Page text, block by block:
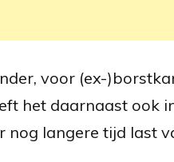
voor (ex-
het daarnaast ook
nog langere tijd last